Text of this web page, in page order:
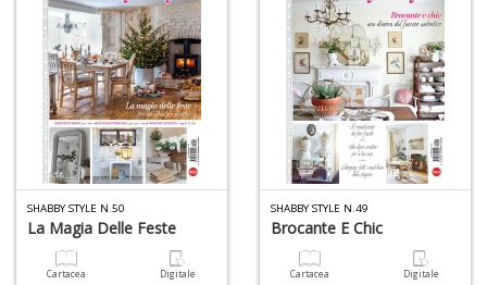
SHABBY STYLE N.50
La Magia Delle Feste
Cartacea Digitale
SHABBY STYLE N.49
Brocante E Chic
Cartacea Digitale